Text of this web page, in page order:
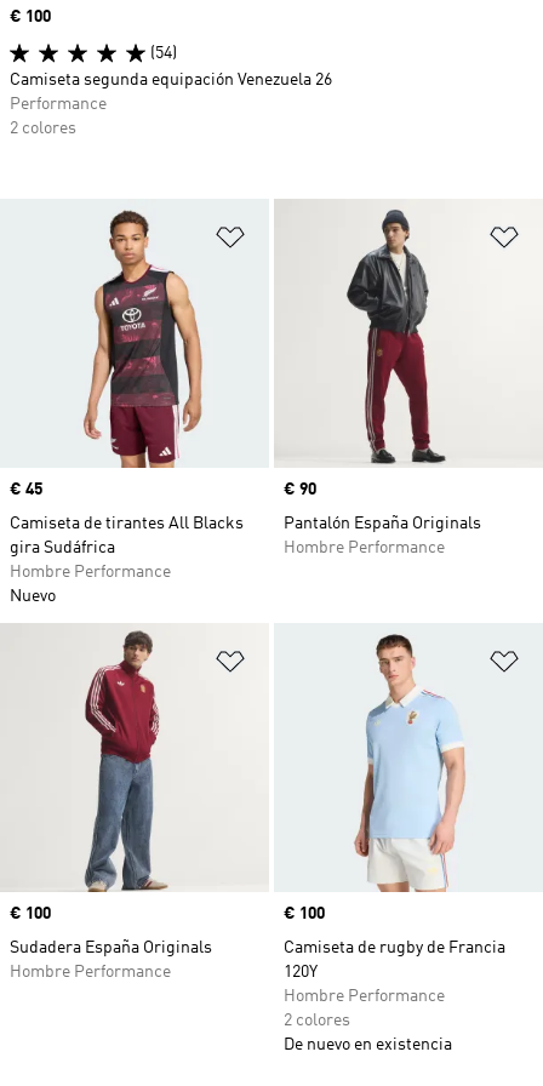
Añadir a la lista de deseos
Precio
€ 45
Camiseta de tirantes All Blacks
gira Sudáfrica
Hombre Performance
Nuevo
Precio
€ 90
Pantalón España Originals
Hombre Performance
Añadir a la lista de deseos
Precio
€ 100
Sudadera España Originals
Hombre Performance
Precio
€ 100
Camiseta de rugby de Francia
120Y
Hombre Performance
2 colores
De nuevo en existencia
Precio
€ 100
(54)
Camiseta segunda equipación Venezuela 26
Performance
2 colores